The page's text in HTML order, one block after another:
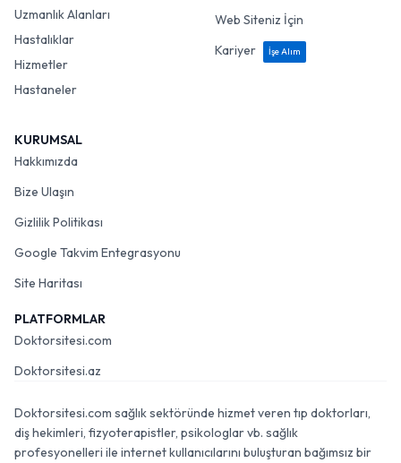
Uzmanlık Alanları
Hastalıklar
Hizmetler
Hastaneler
Web Siteniz İçin
Kariyer
İşe Alım
KURUMSAL
Hakkımızda
Bize Ulaşın
Gizlilik Politikası
Google Takvim Entegrasyonu
Site Haritası
PLATFORMLAR
Doktorsitesi.com
Doktorsitesi.az
Doktorsitesi.com sağlık sektöründe hizmet veren tıp doktorları,
diş hekimleri, fizyoterapistler, psikologlar vb. sağlık
profesyonelleri ile internet kullanıcılarını buluşturan bağımsız bir